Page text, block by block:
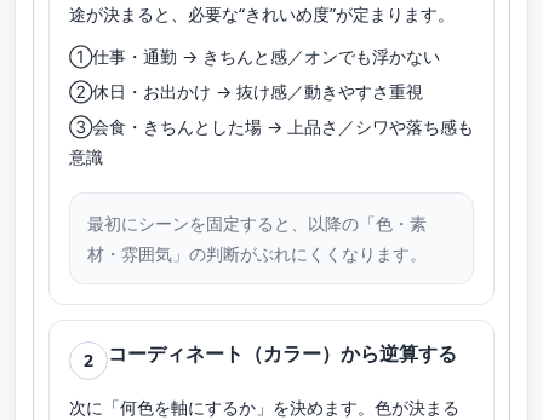
途が決まると、必要な“きれいめ度”が定まります。
①仕事・通勤 → きちんと感／オンでも浮かない
②休日・お出かけ → 抜け感／動きやすさ重視
③会食・きちんとした場 → 上品さ／シワや落ち感も
意識
最初にシーンを固定すると、以降の「色・素
材・雰囲気」の判断がぶれにくくなります。
2 コーディネート（カラー）から逆算する
次に「何色を軸にするか」を決めます。色が決まる